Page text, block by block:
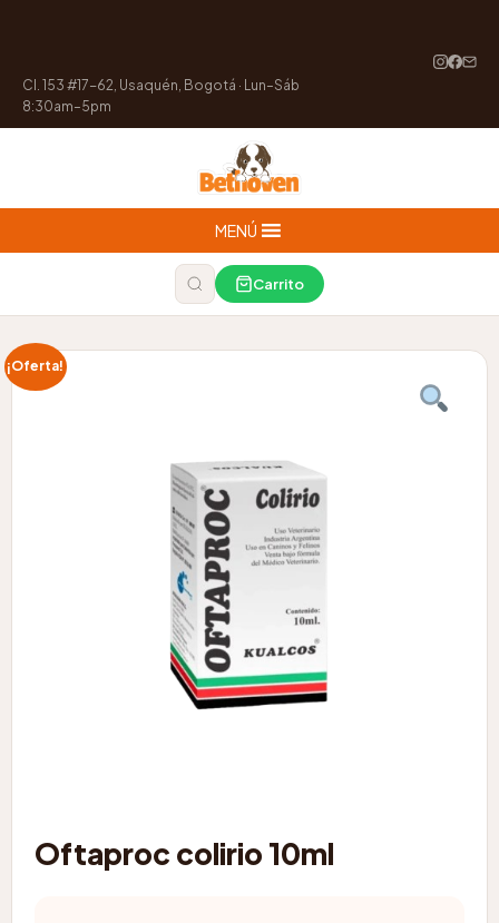
Cl. 153 #17-62, Usaquén, Bogotá · Lun–Sáb
8:30am–5pm
MENÚ
Carrito
¡Oferta!
Oftaproc colirio 10ml